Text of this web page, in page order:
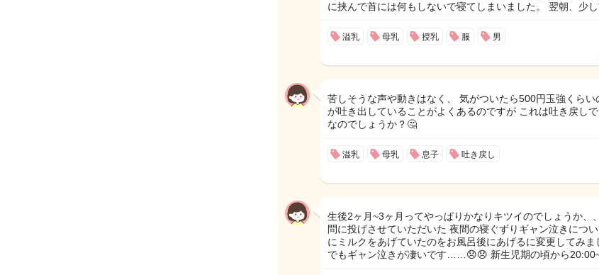
に挟んで首には何もしないで寝てしまいました。 翌朝、少
溢乳 母乳 授乳 服 男
苦しそうな声や動きはなく、 気がついたら500円玉強くらい
が吐き出していることがよくあるのですが これは吐き戻し
なのでしょうか？🤔
溢乳 母乳 息子 吐き戻し
生後2ヶ月~3ヶ月ってやっぱりかなりキツイのでしょうか、
問に投げさせていただいた 夜間の寝ぐずりギャン泣きにつ
にミルクをあげていたのをお風呂後にあげるに変更してみま
でもギャン泣きが凄いです……😞😞 新生児期の頃から